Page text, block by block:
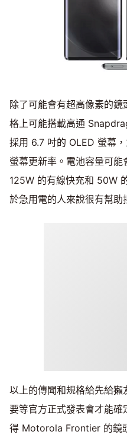
除了可能會有超高像素的
格上可能搭載高通
採用 6.7 吋的 OLED 螢幕
螢幕更新率。電池容量可
125W 的有線快充和 50W
於急用電的人來說很有幫助
以上的傳聞和規格給先給
要等官方正式發表會才能確
得 Motorola Frontier 的鏡